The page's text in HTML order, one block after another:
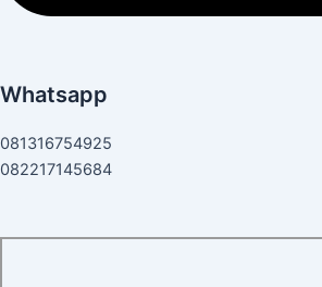
Whatsapp
081316754925
082217145684